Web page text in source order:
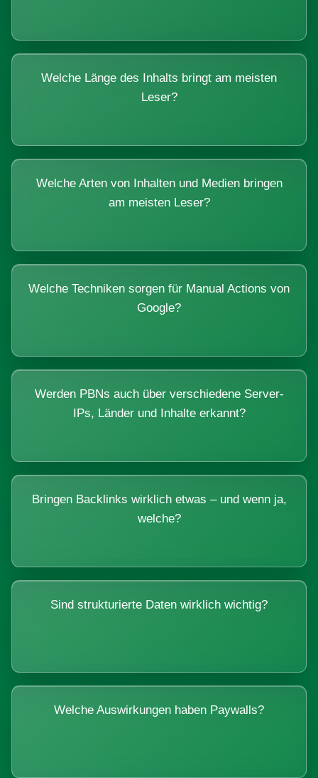
Welche Länge des Inhalts bringt am meisten
Leser?
Welche Arten von Inhalten und Medien bringen
am meisten Leser?
Welche Techniken sorgen für Manual Actions von
Google?
Werden PBNs auch über verschiedene Server-
IPs, Länder und Inhalte erkannt?
Bringen Backlinks wirklich etwas – und wenn ja,
welche?
Sind strukturierte Daten wirklich wichtig?
Welche Auswirkungen haben Paywalls?